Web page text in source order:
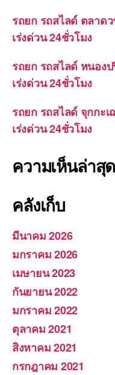
รถยก รถสไลด์ ตลาด
เร่งด่วน 24ชั่วโมง
รถยก รถสไลด์ หนอง
เร่งด่วน 24ชั่วโมง
รถยก รถสไลด์ จุกกะ
เร่งด่วน 24ชั่วโมง
ความเห็นล่าสุด
คลังเก็บ
มีนาคม 2026
มกราคม 2026
เมษายน 2023
กันยายน 2022
มกราคม 2022
ตุลาคม 2021
สิงหาคม 2021
กรกฎาคม 2021